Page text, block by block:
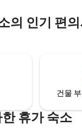
의 인기 편
건물
휴가 숙소